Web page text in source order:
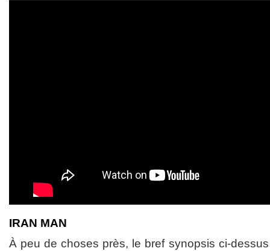
IRAN MAN
À peu de choses près, le bref synopsis ci-